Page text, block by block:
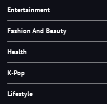
Entertainment
Fashion And Beauty
Health
K-Pop
Lifestyle